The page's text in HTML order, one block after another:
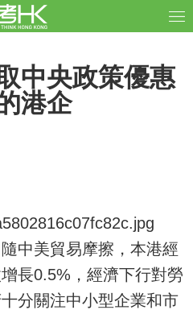
中央政策優惠
港企
中美貿易摩擦，本港經
長0.5%，經濟下行對勞
分關注中小型企業和市